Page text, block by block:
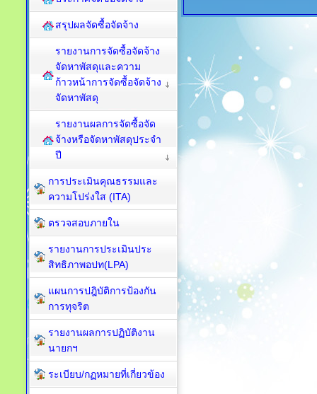
สรุปผลจัดซื้อจัดจ้าง
รายงานการจัดซื้อจัดจ้าง
จัดหาพัสดุและความ
ก้าวหน้าการจัดซื้อจัดจ้าง
จัดหาพัสดุ
รายงานผลการจัดซื้อจัด
จ้างหรือจัดหาพัสดุประจำ
ปี
การประเมินคุณธรรมและ
ความโปร่งใส (ITA)
ตรวจสอบภายใน
รายงานการประเมินประ
สิทธิภาพอปท(LPA)
แผนการปฎิบัติการป้องกัน
การทุจริต
รายงานผลการปฏิบัติงาน
นายกฯ
ระเบียบ/กฏหมายที่เกี่ยวข้อง